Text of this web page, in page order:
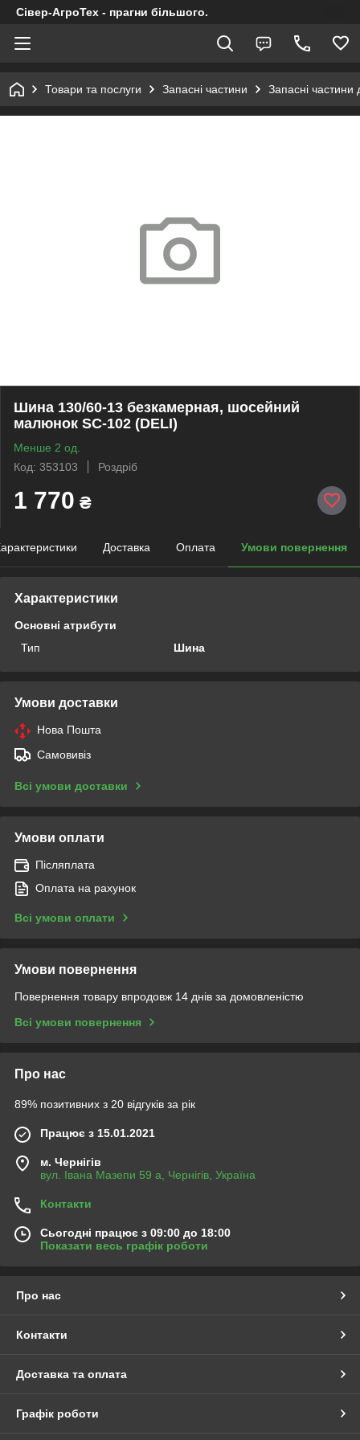
Сівер-АгроТех - прагни більшого.
Товари та послуги Запасні частини Запасні частини
Шина 130/60-13 безкамерная, шосейний
малюнок SC-102 (DELI)
Менше 2 од.
Код: 353103
Роздріб
1 770 ₴
Доставка Оплата Умови повернення
Характеристики
Основні атрибути
Тип
Шина
Умови доставки
Нова Пошта
Самовивіз
Всі умови доставки
Умови оплати
Післяплата
Оплата на рахунок
Всі умови оплати
Умови повернення
Повернення товару впродовж 14 днів за домовленістю
Всі умови повернення
Про нас
89% позитивних з 20 відгуків за рік
Працює з 15.01.2021
м. Чернігів
вул. Івана Мазепи 59 а, Чернігів, Україна
Контакти
Сьогодні працює з 09:00 до 18:00
Показати весь графік роботи
Про нас
Контакти
Доставка та оплата
Графік роботи